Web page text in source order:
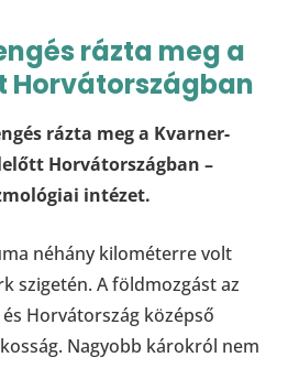
rázta meg a
Horvátországban
rázta meg a Kvarner-
Horvátországban –
intézet.
néhány kilométerre volt
szigetén. A földmozgást az
Horvátország középső
Nagyobb károkról nem